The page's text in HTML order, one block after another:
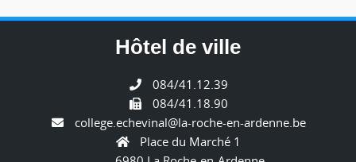
Hôtel de ville
084/41.12.39
084/41.18.90
college.echevinal@la-roche-en-ardenne.be
Place du Marché 1